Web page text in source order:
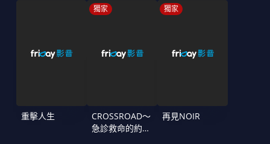
重擊人生
獨家
CROSSROAD～
急診救命的約定
獨家
再見NOIR